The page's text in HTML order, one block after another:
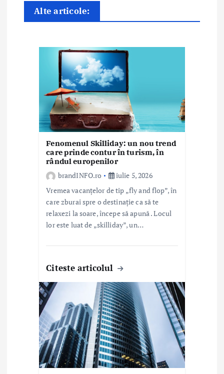
n
Alte articole:
Fenomenul Skilliday: un nou trend
care prinde contur în turism, în
rândul europenilor
brandINFO.ro
iulie 5, 2026
Vremea vacanțelor de tip „fly and flop”, în
care zburai spre o destinație ca să te
relaxezi la soare, începe să apună . Locul
lor este luat de „skilliday”, un…
Citeste articolul